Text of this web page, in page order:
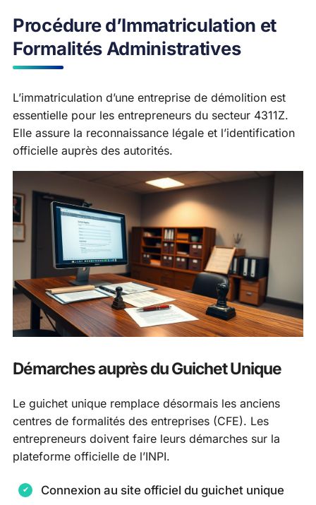
Procédure d’Immatriculation et
Formalités Administratives
L’immatriculation d’une entreprise de démolition est
essentielle pour les entrepreneurs du secteur 4311Z.
Elle assure la reconnaissance légale et l’identification
officielle auprès des autorités.
Démarches auprès du Guichet Unique
Le guichet unique remplace désormais les anciens
centres de formalités des entreprises (CFE). Les
entrepreneurs doivent faire leurs démarches sur la
plateforme officielle de l’INPI.
Connexion au site officiel du guichet unique